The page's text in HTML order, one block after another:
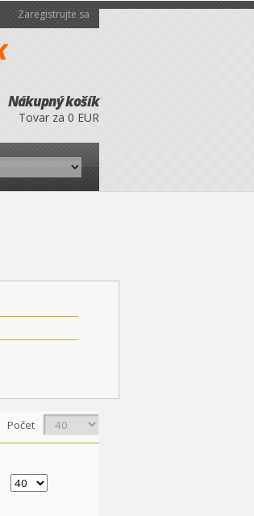
Zaregistrujte sa
Nákupný košík
Tovar za 0 EUR
Počet